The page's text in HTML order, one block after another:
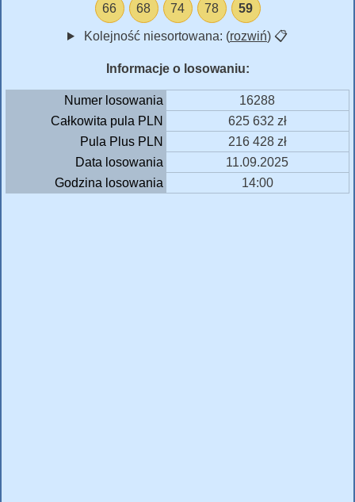
66 68 74 78 59
Kolejność niesortowana: (rozwiń) 📋
Informacje o losowaniu:
Numer losowania
16288
Całkowita pula PLN
625 632 zł
Pula Plus PLN
216 428 zł
Data losowania
11.09.2025
Godzina losowania
14:00